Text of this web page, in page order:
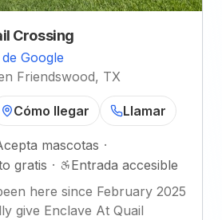
Crossing
Google
Friendswood, TX
Cómo llegar Llamar
mascotas ·
gratis ·
Entrada accesible
here since February 2025
give Enclave At Quail